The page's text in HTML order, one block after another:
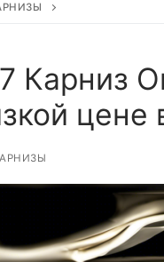
Карниз
цене